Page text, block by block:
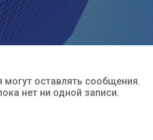
могут оставлять сообщения.
нет ни одной записи.